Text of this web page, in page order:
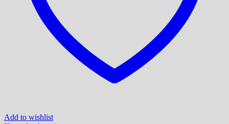
Add to wishlist